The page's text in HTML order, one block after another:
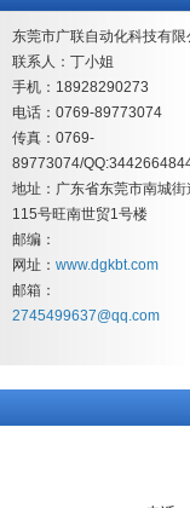
东莞市广联自动化科技有限
联系人：丁小姐
手机：18928290273
电话：0769-89773074
传真：0769-
89773074/
地址：广东省东莞市南城街
115号旺南世贸1号楼
邮编：
网址： www.dgkbt.com
邮箱：
2745499637@qq.com